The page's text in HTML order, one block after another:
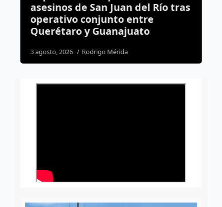
asesinos de San Juan del Río tras
operativo conjunto entre
Querétaro y Guanajuato
3 agosto, 2026 Rodrigo Mérida